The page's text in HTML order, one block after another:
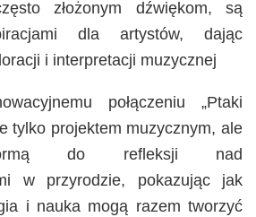
złożonym dźwiękom, są
dla artystów, dając
i interpretacji muzycznej​
połączeniu „Ptaki
tylko projektem muzycznym, ale
do refleksji nad
w przyrodzie, pokazując jak
i nauka mogą razem tworzyć